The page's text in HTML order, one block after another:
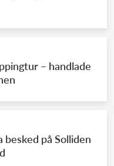
– handlade
besked på Solliden